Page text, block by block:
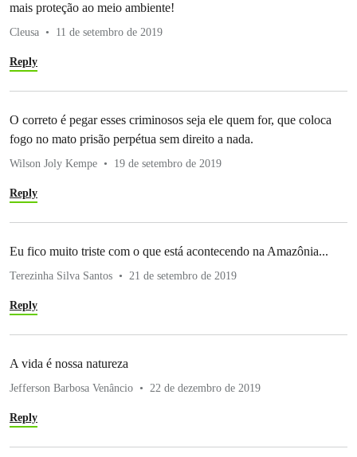
mais proteção ao meio ambiente!
Cleusa 11 de setembro de 2019
Reply
O correto é pegar esses criminosos seja ele quem for, que coloca
fogo no mato prisão perpétua sem direito a nada.
Wilson Joly Kempe 19 de setembro de 2019
Reply
Eu fico muito triste com o que está acontecendo na Amazônia...
Terezinha Silva Santos 21 de setembro de 2019
Reply
A vida é nossa natureza
Jefferson Barbosa Venâncio 22 de dezembro de 2019
Reply